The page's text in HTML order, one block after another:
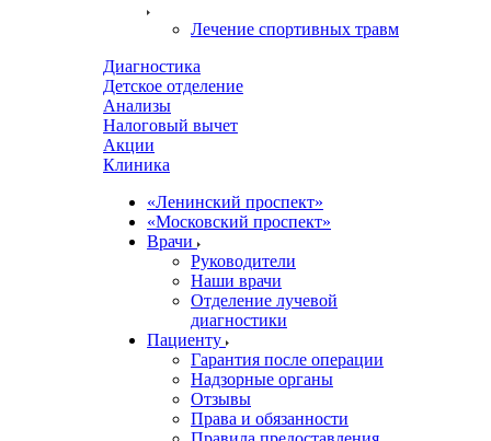
Лечение спортивных травм
Диагностика
Детское отделение
Анализы
Налоговый вычет
Акции
Клиника
«Ленинский проспект»
«Московский проспект»
Врачи
Руководители
Наши врачи
Отделение лучевой
диагностики
Пациенту
Гарантия после операции
Надзорные органы
Отзывы
Права и обязанности